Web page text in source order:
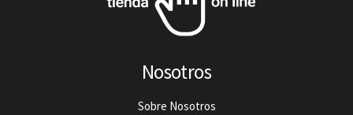
Nosotros
Sobre Nosotros